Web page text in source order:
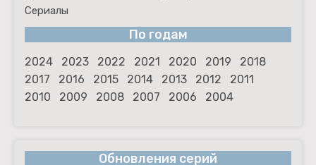
Сериалы
По годам
2024 2023 2022 2021 2020 2019
2018
2017
2016 2015 2014 2013 2012
2011
2010
2009 2008 2007 2006 2004
Обновления серий